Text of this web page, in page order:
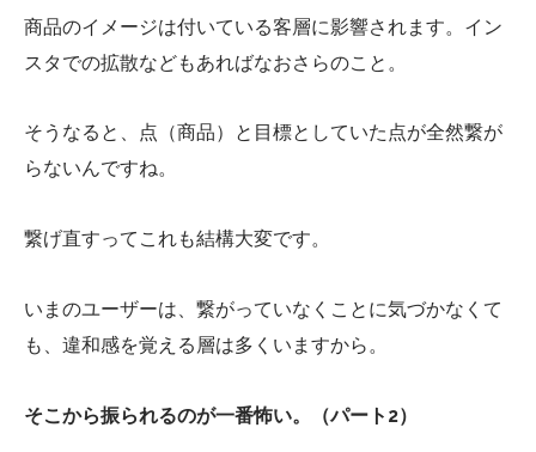
商品のイメージは付いている客層に影響されます。イン
スタでの拡散などもあればなおさらのこと。
そうなると、点（商品）と目標としていた点が全然繋が
らないんですね。
繋げ直すってこれも結構大変です。
いまのユーザーは、繋がっていなくことに気づかなくて
も、違和感を覚える層は多くいますから。
そこから振られるのが一番怖い。（パート2）